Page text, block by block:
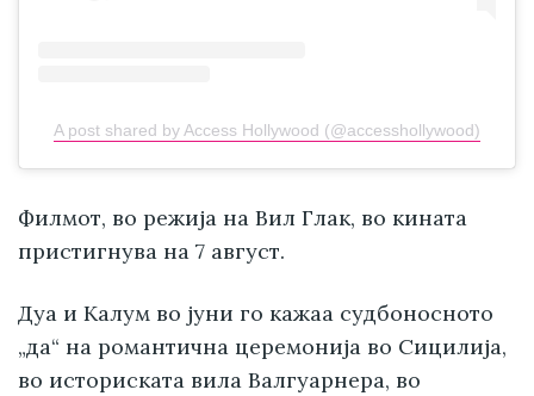
A post shared by Access Hollywood (@accesshollywood)
Филмот, во режија на Вил Глак, во кината
пристигнува на 7 август.
Дуа и Калум во јуни го кажаа судбоносното
„да“ на романтична церемонија во Сицилија,
во историската вила Валгуарнера, во